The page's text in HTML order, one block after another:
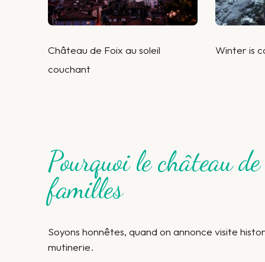
Château de Foix au soleil
couchant
Winter is
Pourquoi le château
familles
Soyons honnêtes, quand on annonce visite
mutinerie.